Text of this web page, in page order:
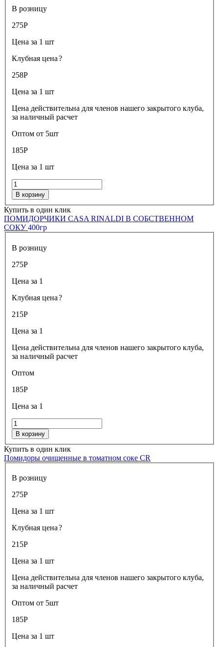
В розницу
275Р
Цена за 1 шт
Клубная цена?
258Р
Цена за 1 шт
Цена действительна для членов нашего закрытого клуба,
за наличный расчет
Оптом от 5шт
185Р
Цена за 1 шт
В корзину
Купить в один клик
ПОМИДОРЧИКИ CASA RINALDI В СОБСТВЕННОМ
СОКУ400гр
В розницу
275Р
Цена за 1
Клубная цена?
215Р
Цена за 1
Цена действительна для членов нашего закрытого клуба,
за наличный расчет
Оптом
185Р
Цена за 1
В корзину
Купить в один клик
Помидоры очищенные в томатном соке CR
В розницу
275Р
Цена за 1 шт
Клубная цена?
215Р
Цена за 1 шт
Цена действительна для членов нашего закрытого клуба,
за наличный расчет
Оптом от 5шт
185Р
Цена за 1 шт